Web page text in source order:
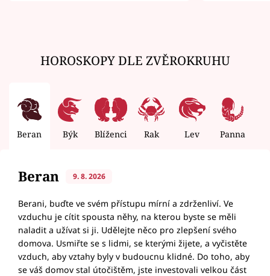
HOROSKOPY DLE ZVĚROKRUHU
Beran Býk Blíženci Rak Lev Panna
Beran 9. 8. 2026
Berani, buďte ve svém přístupu mírní a zdrženliví. Ve
vzduchu je cítit spousta něhy, na kterou byste se měli
naladit a užívat si ji. Udělejte něco pro zlepšení svého
domova. Usmiřte se s lidmi, se kterými žijete, a vyčistěte
vzduch, aby vztahy byly v budoucnu klidné. Do toho, aby
se váš domov stal útočištěm, jste investovali velkou část